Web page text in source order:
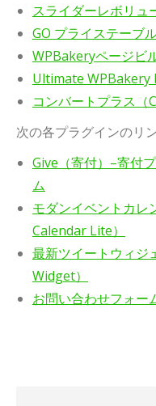
スライダーレボリュ
GO プライステーブ
WPBakeryページビ
Ultimate WPBakery
コンバートプラス（
次の各プラグインのリ
Give（寄付）–寄付
ム
モダンイベントカ
Calendar Lite）
最新ツイートウィジ
Widget）
お問い合わせフォー